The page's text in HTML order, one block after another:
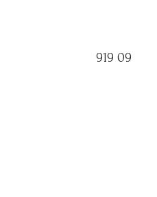
36 919 09